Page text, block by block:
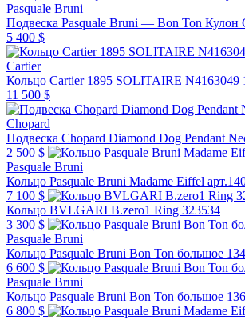
Pasquale Bruni
Подвеска Pasquale Bruni — Bon Ton Кулон
5 400 $
Cartier
Кольцо Cartier 1895 SOLITAIRE N4163049
11 500 $
Chopard
Подвеска Chopard Diamond Dog Pendant
2 500 $
Pasquale Bruni
Кольцо Pasquale Bruni Madame Eiffel
7 100 $
Кольцо BVLGARI B.zero1 Ring 323534
3 300 $
Pasquale Bruni
Кольцо Pasquale Bruni Bon Ton большое
6 600 $
Pasquale Bruni
Кольцо Pasquale Bruni Bon Ton большое
6 800 $